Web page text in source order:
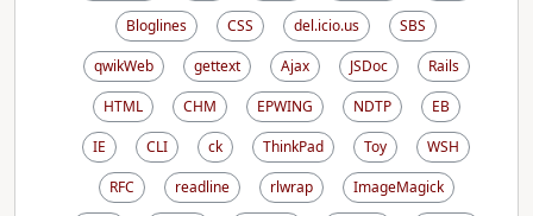
Bloglines
CSS del.icio.us
SBS
qwikWeb
gettext Ajax JSDoc
Rails
HTML
CHM EPWING NDTP
EB
IE
CLI ck ThinkPad Toy
WSH
RFC
readline rlwrap
ImageMagick